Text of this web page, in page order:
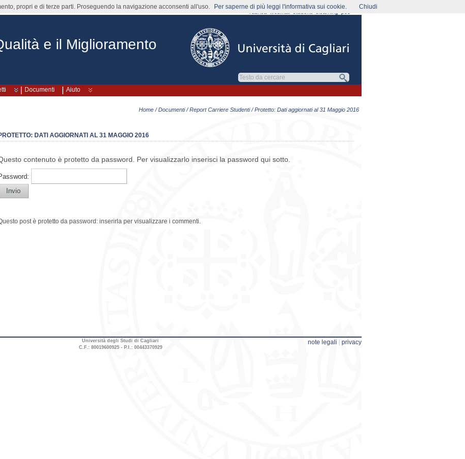
e il Miglioramento
rubrica webmail
Documenti Aiuto
Home /Documenti/Report Carriere Studenti/ Protetto: Dati aggiornati al 31 Maggio 2016
DATI AGGIORNATI AL 31 MAGGIO 2016
contenuto è protetto da password. Per visualizzarlo inserisci la password qui sotto.
post è protetto da password: inserirla per visualizzare i commenti.
Università degli Studi di Cagliari
C.F.: 80019600925 - P.I.: 00443370929
note legali privacy
propri e di terze parti. Proseguendo la navigazione acconsenti all'uso. Per saperne di più leggi l'informativa sui cookie. Chiudi